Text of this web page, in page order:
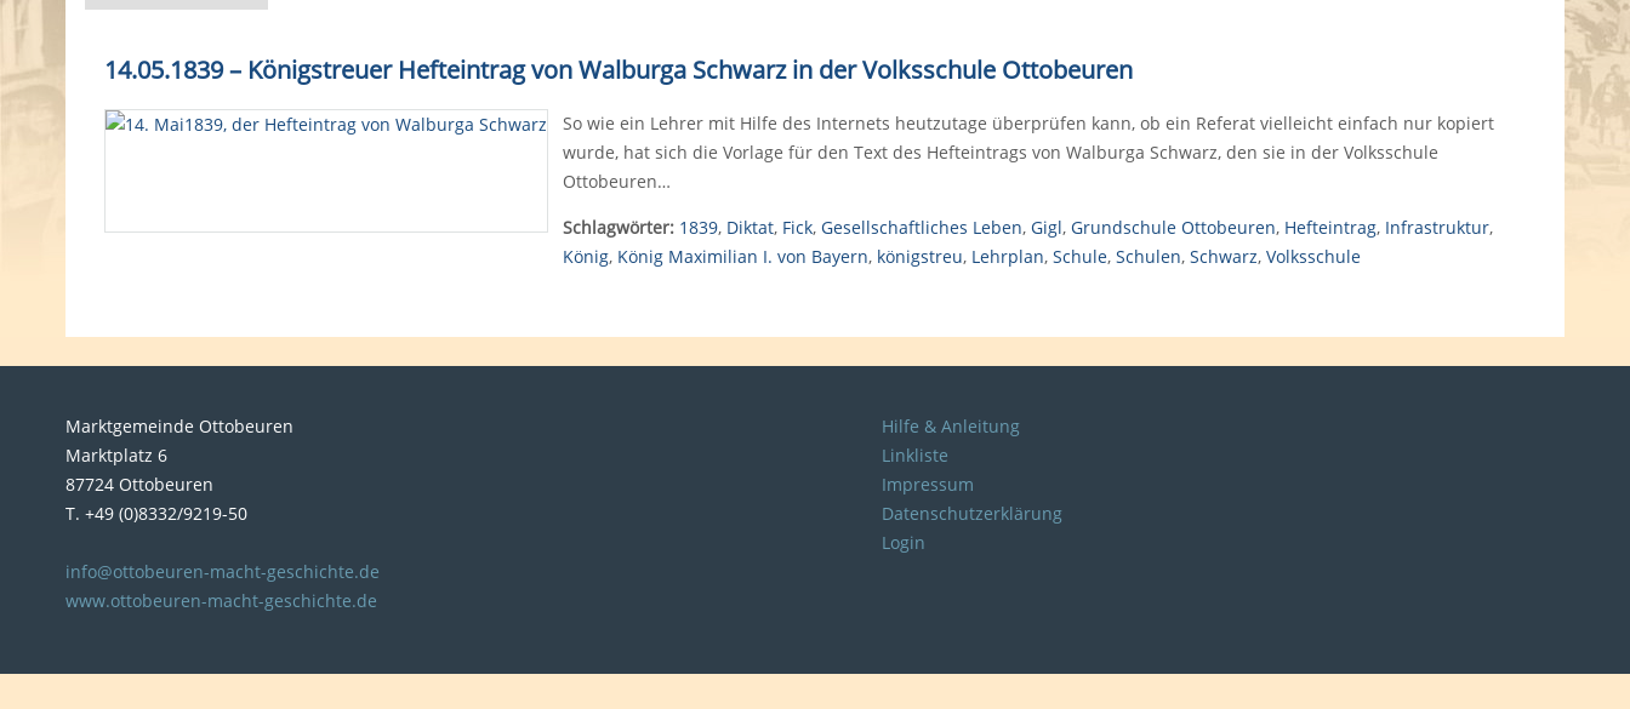
e
14.05.1839 – Königstreuer Hefteintrag von Walburga Schwarz in der Volksschule Ottobeuren
So wie ein Lehrer mit Hilfe des Internets heutzutage überprüfen kann, ob ein Referat vielleicht einfach nur kopiert
wurde, hat sich die Vorlage für den Text des Hefteintrags von Walburga Schwarz, den sie in der Volksschule
Ottobeuren…
Schlagwörter: 1839, Diktat, Fick, Gesellschaftliches Leben, Gigl, Grundschule Ottobeuren, Hefteintrag, Infrastruktur,
König, König Maximilian I. von Bayern, königstreu, Lehrplan, Schule, Schulen, Schwarz, Volksschule
Marktgemeinde Ottobeuren
Marktplatz 6
87724 Ottobeuren
T. +49 (0)8332/9219-50
info@ottobeuren-macht-geschichte.de
www.ottobeuren-macht-geschichte.de
Hilfe & Anleitung
Linkliste
Impressum
Datenschutzerklärung
Login